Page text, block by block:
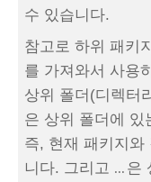
수 있습니다.
참고로 하위 패키
를 가져와서 사용
상위 폴더(디렉터
은 상위 폴더에 있
즉, 현재 패키지와
니다. 그리고 ... 은